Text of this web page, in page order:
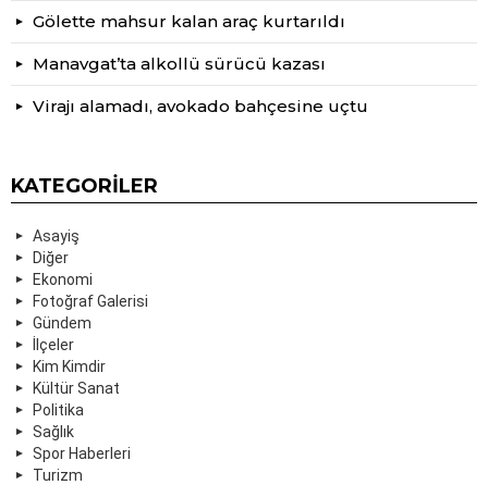
Gölette mahsur kalan araç kurtarıldı
Manavgat’ta alkollü sürücü kazası
Virajı alamadı, avokado bahçesine uçtu
KATEGORILER
Asayiş
Diğer
Ekonomi
Fotoğraf Galerisi
Gündem
İlçeler
Kim Kimdir
Kültür Sanat
Politika
Sağlık
Spor Haberleri
Turizm